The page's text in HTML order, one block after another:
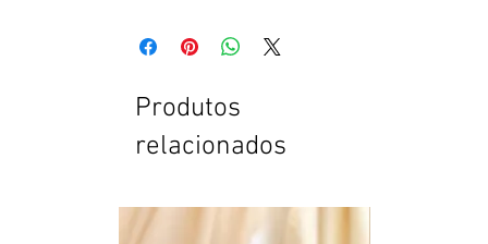
Produtos
relacionados